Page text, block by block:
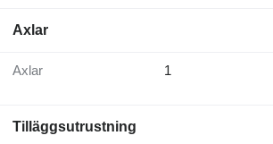
Axlar
Axlar 1
Tilläggsutrustning